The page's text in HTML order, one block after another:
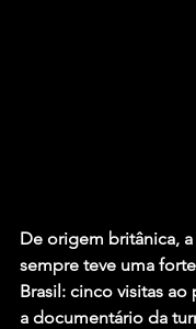
De origem britânica,
sempre teve uma
Brasil: cinco visitas
a documentário da